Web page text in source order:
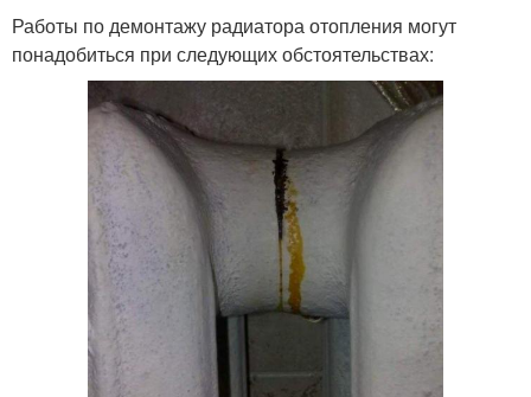
Работы по демонтажу радиатора отопления могут
понадобиться при следующих обстоятельствах: